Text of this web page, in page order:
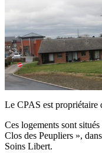
Le CPAS est propriétaire
Ces logements sont
Clos des Peupliers »,
Soins Libert.